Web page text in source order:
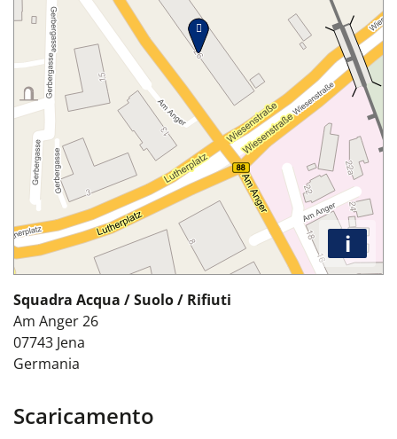
i
Squadra Acqua / Suolo / Rifiuti
Am Anger 26
07743 Jena
Germania
Scaricamento